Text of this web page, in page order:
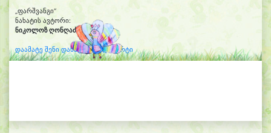
„ფარშვანგი“
ნახატის ავტორი:
ნიკოლოზ ღონღაძე(10)
დაამატე შენი დახატული კლიპარტი